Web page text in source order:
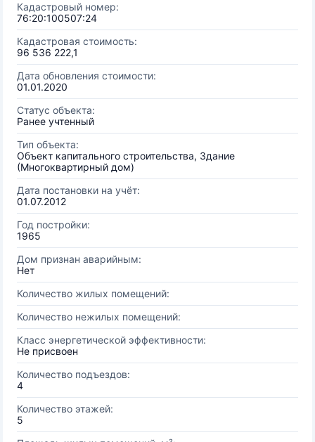
Кадастровый номер:
76:20:100507:24
Кадастровая стоимость:
96 536 222,1
Дата обновления стоимости:
01.01.2020
Статус объекта:
Ранее учтенный
Тип объекта:
Объект капитального строительства, Здание
(Многоквартирный дом)
Дата постановки на учёт:
01.07.2012
Год постройки:
1965
Дом признан аварийным:
Нет
Количество жилых помещений:
Количество нежилых помещений:
Класс энергетической эффективности:
Не присвоен
Количество подъездов:
4
Количество этажей:
5